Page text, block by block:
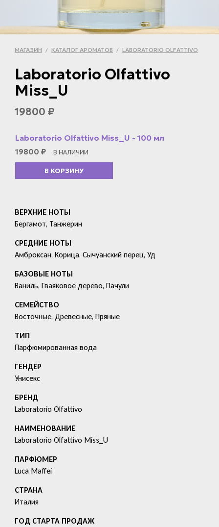
МАГАЗИН / КАТАЛОГ АРОМАТОВ / LABORATORIO OLFATTIVO
Laboratorio Olfattivo
Miss_U
19800 ₽
Laboratorio Olfattivo Miss_U - 100 мл
19800 ₽ В НАЛИЧИИ
В КОРЗИНУ
ВЕРХНИЕ НОТЫ
Бергамот, Танжерин
СРЕДНИЕ НОТЫ
Амброксан, Корица, Сычуанский перец, Уд
БАЗОВЫЕ НОТЫ
Ваниль, Гваяковое дерево, Пачули
СЕМЕЙСТВО
Восточные, Древесные, Пряные
ТИП
Парфюмированная вода
ГЕНДЕР
Унисекс
БРЕНД
Laboratorio Olfattivo
HАИМЕНОВАНИЕ
Laboratorio Olfattivo Miss_U
ПАРФЮМЕР
Luca Maffei
СТРАНА
Италия
ГОД СТАРТА ПРОДАЖ